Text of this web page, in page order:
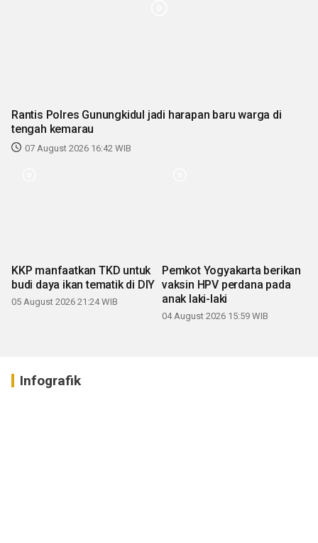
Rantis Polres Gunungkidul jadi harapan baru warga di
tengah kemarau
07 August 2026 16:42 WIB
KKP manfaatkan TKD untuk
budi daya ikan tematik di DIY
05 August 2026 21:24 WIB
Pemkot Yogyakarta berikan
vaksin HPV perdana pada
anak laki-laki
04 August 2026 15:59 WIB
Infografik